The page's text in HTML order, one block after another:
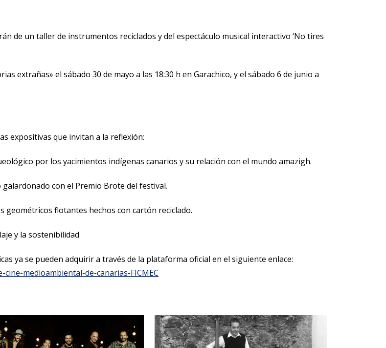
de un taller de instrumentos reciclados y del espectáculo musical interactivo ‘No tires
extrañas» el sábado 30 de mayo a las 18:30 h en Garachico, y el sábado 6 de junio a
expositivas que invitan a la reflexión:
por los yacimientos indígenas canarios y su relación con el mundo amazigh.
con el Premio Brote del festival.
geométricos flotantes hechos con cartón reciclado.
y la sostenibilidad.
ya se pueden adquirir a través de la plataforma oficial en el siguiente enlace:
medioambiental-de-canarias-FICMEC